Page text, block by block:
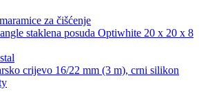
za čišćenje
staklena posuda Optiwhite 20 x 20 x 8
crijevo 16/22 mm (3 m), crni silikon